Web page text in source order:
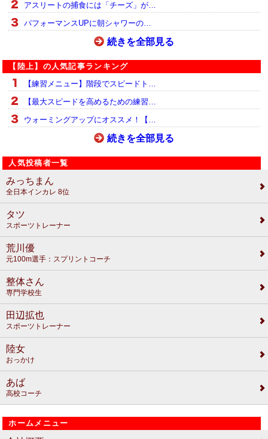
アスリートの捕食には「チーズ」が…
パフォーマンスUPに朝シャワーの…
続きを全部見る
【陸上】の人気記事ランキング
【練習メニュー】階段でスピードト…
【最大スピードを高めるための練習…
ウォーミングアップにオススメ！【…
続きを全部見る
人気投稿者一覧
みっちまん
全日本インカレ 8位
タツ
スポーツトレーナー
荒川優
元100m選手：スプリントコーチ
整体さん
専門学校生
田辺拡也
スポーツトレーナー
陸女
おっかけ
あば
高校コーチ
ホームメニュー